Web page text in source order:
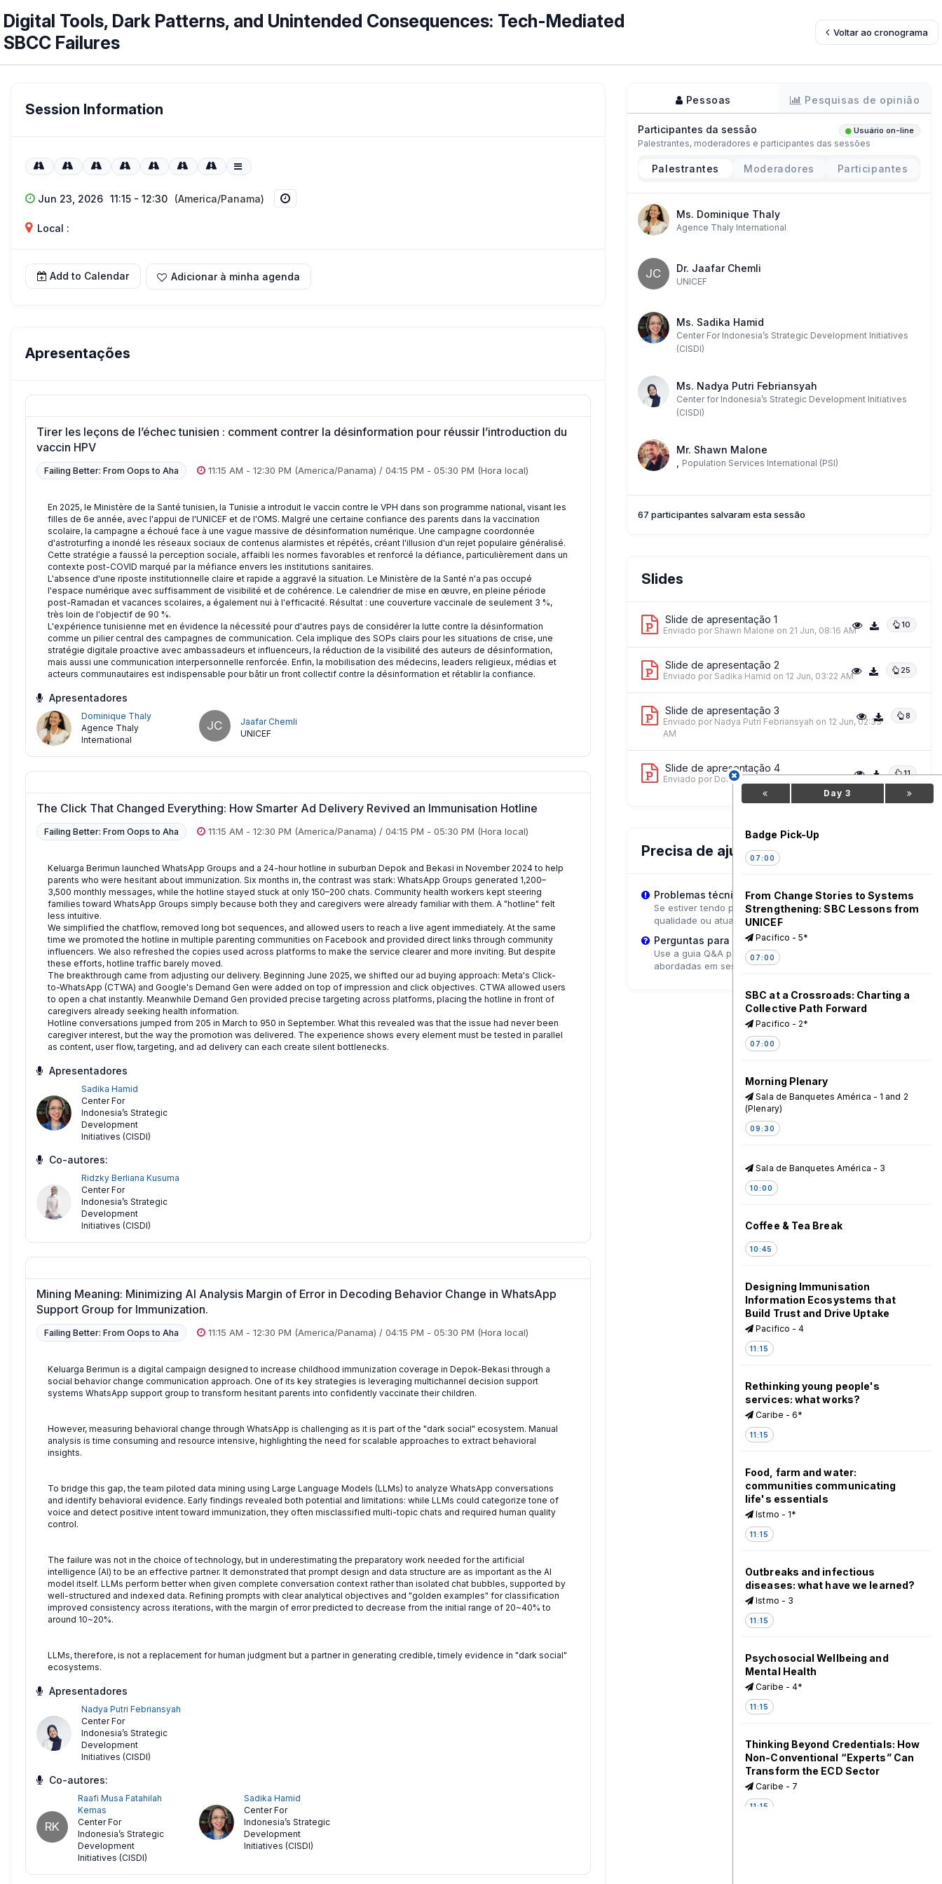
Digital Tools, Dark Patterns, and Unintended Consequences: Tech-Mediated
SBCC Failures
Voltar ao cronograma
Session Information
Jun 23, 2026 11:15 - 12:30 (America/Panama)
Local :
Add to Calendar Adicionar à minha agenda
Apresentações
Tirer les leçons de l’échec tunisien : comment contrer la désinformation pour réussir l’introduction du
vaccin HPV
Failing Better: From Oops to Aha 11:15 AM - 12:30 PM (America/Panama) / 04:15 PM - 05:30 PM (Hora local)
En 2025, le Ministère de la Santé tunisien, la Tunisie a introduit le vaccin contre le VPH dans son programme national, visant les
filles de 6e année, avec l'appui de l'UNICEF et de l'OMS. Malgré une certaine confiance des parents dans la vaccination
scolaire, la campagne a échoué face à une vague massive de désinformation numérique. Une campagne coordonnée
d'astroturfing a inondé les réseaux sociaux de contenus alarmistes et répétés, créant l'illusion d'un rejet populaire généralisé.
Cette stratégie a faussé la perception sociale, affaibli les normes favorables et renforcé la défiance, particulièrement dans un
contexte post-COVID marqué par la méfiance envers les institutions sanitaires.
L'absence d'une riposte institutionnelle claire et rapide a aggravé la situation. Le Ministère de la Santé n'a pas occupé
l'espace numérique avec suffisamment de visibilité et de cohérence. Le calendrier de mise en œuvre, en pleine période
post-Ramadan et vacances scolaires, a également nui à l'efficacité. Résultat : une couverture vaccinale de seulement 3 %,
très loin de l'objectif de 90 %.
L'expérience tunisienne met en évidence la nécessité pour d'autres pays de considérer la lutte contre la désinformation
comme un pilier central des campagnes de communication. Cela implique des SOPs clairs pour les situations de crise, une
stratégie digitale proactive avec ambassadeurs et influenceurs, la réduction de la visibilité des auteurs de désinformation,
mais aussi une communication interpersonnelle renforcée. Enfin, la mobilisation des médecins, leaders religieux, médias et
acteurs communautaires est indispensable pour bâtir un front collectif contre la désinformation et rétablir la confiance.
Apresentadores
Dominique Thaly
Agence Thaly
International
JC
Jaafar Chemli
UNICEF
The Click That Changed Everything: How Smarter Ad Delivery Revived an Immunisation Hotline
Failing Better: From Oops to Aha 11:15 AM - 12:30 PM (America/Panama) / 04:15 PM - 05:30 PM (Hora local)
Keluarga Berimun launched WhatsApp Groups and a 24-hour hotline in suburban Depok and Bekasi in November 2024 to help
parents who were hesitant about immunization. Six months in, the contrast was stark: WhatsApp Groups generated 1,200–
3,500 monthly messages, while the hotline stayed stuck at only 150–200 chats. Community health workers kept steering
families toward WhatsApp Groups simply because both they and caregivers were already familiar with them. A "hotline" felt
less intuitive.
We simplified the chatflow, removed long bot sequences, and allowed users to reach a live agent immediately. At the same
time we promoted the hotline in multiple parenting communities on Facebook and provided direct links through community
influencers. We also refreshed the copies used across platforms to make the service clearer and more inviting. But despite
these efforts, hotline traffic barely moved.
The breakthrough came from adjusting our delivery. Beginning June 2025, we shifted our ad buying approach: Meta's Click-
to-WhatsApp (CTWA) and Google's Demand Gen were added on top of impression and click objectives. CTWA allowed users
to open a chat instantly. Meanwhile Demand Gen provided precise targeting across platforms, placing the hotline in front of
caregivers already seeking health information.
Hotline conversations jumped from 205 in March to 950 in September. What this revealed was that the issue had never been
caregiver interest, but the way the promotion was delivered. The experience shows every element must be tested in parallel
as content, user flow, targeting, and ad delivery can each create silent bottlenecks.
Apresentadores
Sadika Hamid
Center For
Indonesia’s Strategic
Development
Initiatives (CISDI)
Co-autores:
Ridzky Berliana Kusuma
Center For
Indonesia’s Strategic
Development
Initiatives (CISDI)
Mining Meaning: Minimizing AI Analysis Margin of Error in Decoding Behavior Change in WhatsApp
Support Group for Immunization.
Failing Better: From Oops to Aha 11:15 AM - 12:30 PM (America/Panama) / 04:15 PM - 05:30 PM (Hora local)
Keluarga Berimun is a digital campaign designed to increase childhood immunization coverage in Depok-Bekasi through a
social behavior change communication approach. One of its key strategies is leveraging multichannel decision support
systems WhatsApp support group to transform hesitant parents into confidently vaccinate their children.
However, measuring behavioral change through WhatsApp is challenging as it is part of the "dark social" ecosystem. Manual
analysis is time consuming and resource intensive, highlighting the need for scalable approaches to extract behavioral
insights.
To bridge this gap, the team piloted data mining using Large Language Models (LLMs) to analyze WhatsApp conversations
and identify behavioral evidence. Early findings revealed both potential and limitations: while LLMs could categorize tone of
voice and detect positive intent toward immunization, they often misclassified multi-topic chats and required human quality
control.
The failure was not in the choice of technology, but in underestimating the preparatory work needed for the artificial
intelligence (AI) to be an effective partner. It demonstrated that prompt design and data structure are as important as the AI
model itself. LLMs perform better when given complete conversation context rather than isolated chat bubbles, supported by
well-structured and indexed data. Refining prompts with clear analytical objectives and "golden examples" for classification
improved consistency across iterations, with the margin of error predicted to decrease from the initial range of 20~40% to
around 10~20%.
LLMs, therefore, is not a replacement for human judgment but a partner in generating credible, timely evidence in "dark social"
ecosystems.
Apresentadores
Nadya Putri Febriansyah
Center For
Indonesia’s Strategic
Development
Initiatives (CISDI)
Co-autores:
RK
Raafi Musa Fatahilah
Kemas
Center For
Indonesia’s Strategic
Development
Initiatives (CISDI)
Sadika Hamid
Center For
Indonesia’s Strategic
Development
Initiatives (CISDI)
Pessoas Pesquisas de opinião
Participantes da sessão Usuário on-line
Palestrantes, moderadores e participantes das sessões
Palestrantes Moderadores Participantes
Ms. Dominique Thaly
Agence Thaly International
JC Dr. Jaafar Chemli
UNICEF
Ms. Sadika Hamid
Center For Indonesia’s Strategic Development Initiatives
(CISDI)
Ms. Nadya Putri Febriansyah
Center for Indonesia’s Strategic Development Initiatives
(CISDI)
Mr. Shawn Malone
Population Services International (PSI)
67 participantes salvaram esta sessão
Slides
Slide de apresentação 1 10
Enviado por Shawn Malone on 21 Jun, 08:16 AM
Slide de apresentação 2 25
Enviado por Sadika Hamid on 12 Jun, 03:22 AM
Slide de apresentação 3 8
Enviado por Nadya Putri Febriansyah on 12 Jun, 02:33
AM
Slide de apresentação 4 11
Enviado por Dominique Thaly
Precisa de ajuda?
Problemas técnicos?
Se estiver tendo problemas de reprodução, tente ajustar a
qualidade ou atualizar a página.
Perguntas para o Palestrante?
Use a guia Q&A para enviar perguntas que poderão ser
abordadas em sessões de acompanhamento.
Day 3
Badge Pick-Up
07:00
From Change Stories to Systems
Strengthening: SBC Lessons from
UNICEF
Pacifico - 5*
07:00
SBC at a Crossroads: Charting a
Collective Path Forward
Pacifico - 2*
07:00
Morning Plenary
Sala de Banquetes América - 1 and 2
(Plenary)
09:30
Sala de Banquetes América - 3
10:00
Coffee & Tea Break
10:45
Designing Immunisation
Information Ecosystems that
Build Trust and Drive Uptake
Pacifico - 4
11:15
Rethinking young people's
services: what works?
Caribe - 6*
11:15
Food, farm and water:
communities communicating
life's essentials
Istmo - 1*
11:15
Outbreaks and infectious
diseases: what have we learned?
Istmo - 3
11:15
Psychosocial Wellbeing and
Mental Health
Caribe - 4*
11:15
Thinking Beyond Credentials: How
Non-Conventional “Experts” Can
Transform the ECD Sector
Caribe - 7
11:15